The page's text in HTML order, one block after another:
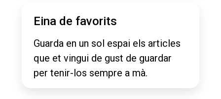
Eina de favorits
Guarda en un sol espai els articles
que et vingui de gust de guardar
per tenir-los sempre a mà.